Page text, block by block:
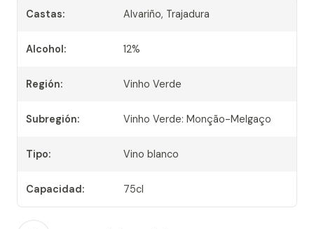
Castas: Alvariño, Trajadura
Alcohol: 12%
Región: Vinho Verde
Subregión: Vinho Verde: Monção-Melgaço
Tipo: Vino blanco
Capacidad: 75cl